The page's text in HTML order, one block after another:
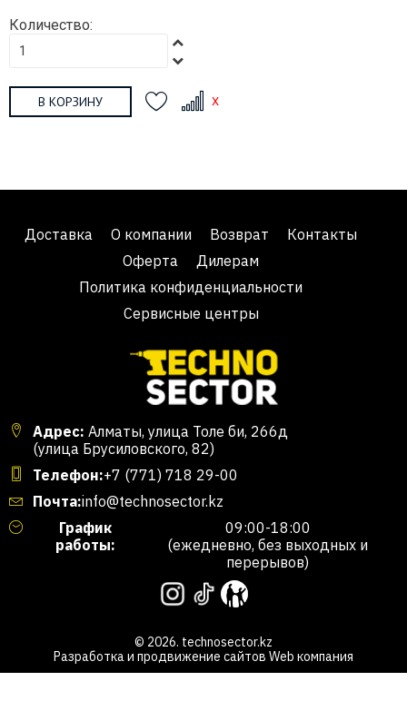
Количество:
В КОРЗИНУ
Доставка О компании Возврат
Контакты
Оферта
Дилерам
Политика конфиденциальности
Сервисные центры
Адрес: Алматы, улица Толе би, 266д
(улица Брусиловского, 82)
Телефон:+7 (771) 718 29-00
Почта:info@technosector.kz
График
работы:
09:00-18:00
(ежедневно, без выходных и
перерывов)
© 2026. technosector.kz
Разработка и продвижение сайтов Web компания